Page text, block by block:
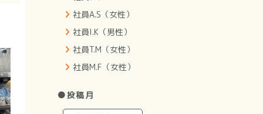
社員A.S（女性）
社員I.K（男性）
社員T.M（女性）
社員M.F（女性）
●投稿月